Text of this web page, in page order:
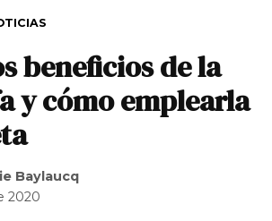
beneficios de la
y cómo emplearla
Baylaucq
2020